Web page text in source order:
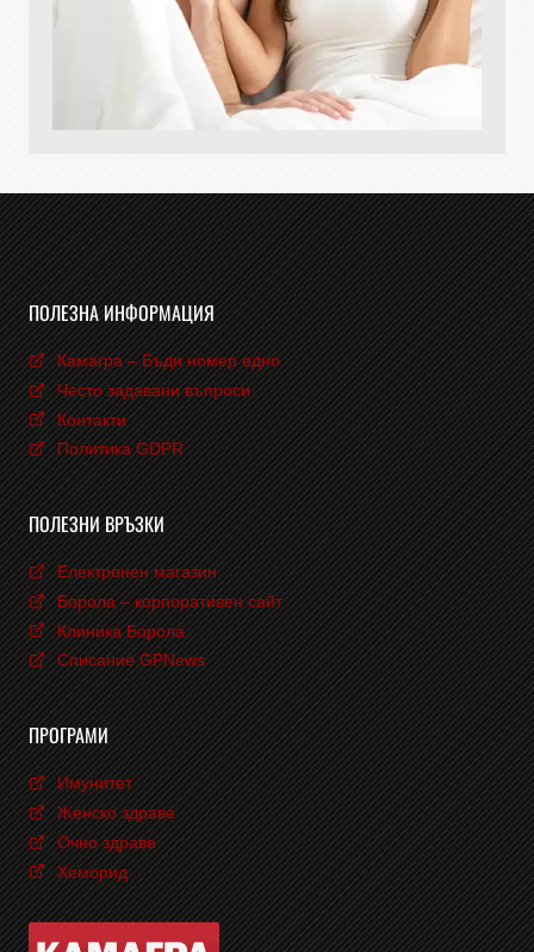
ПОЛЕЗНА ИНФОРМАЦИЯ
Камагра – Бъди номер едно
Често задавани въпроси
Контакти
Политика GDPR
ПОЛЕЗНИ ВРЪЗКИ
Електронен магазин
Борола – корпоративен сайт
Клиника Борола
Списание GPNews
ПРОГРАМИ
Имунитет
Женско здраве
Очно здраве
Хеморид